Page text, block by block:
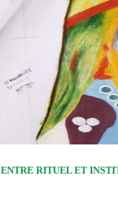
ENTRE RITUEL ET